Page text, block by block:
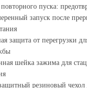
пуска:
запуск после
защита от перегрузки
шейка зажима для
резиновый чехол